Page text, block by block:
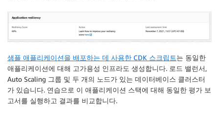
샘플 애플리케이션을 배포하는 데 사용한 CDK 스크립트는 동일한
애플리케이션에 대해 고가용성 인프라도 생성합니다. 로드 밸런서,
Auto Scaling 그룹 및 두 개의 노드가 있는 데이터베이스 클러스터
가 있습니다. 연습으로 이 애플리케이션 스택에 대해 동일한 평가 보
고서를 실행하고 결과를 비교합니다.